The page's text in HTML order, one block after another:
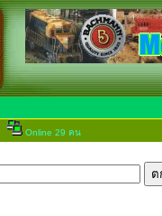
Online 29 คน